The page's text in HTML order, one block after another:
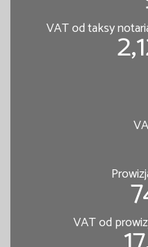
VAT od taksy
VAT od